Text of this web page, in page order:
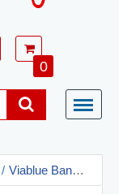
0
Viablue Banana Plugs / Spades